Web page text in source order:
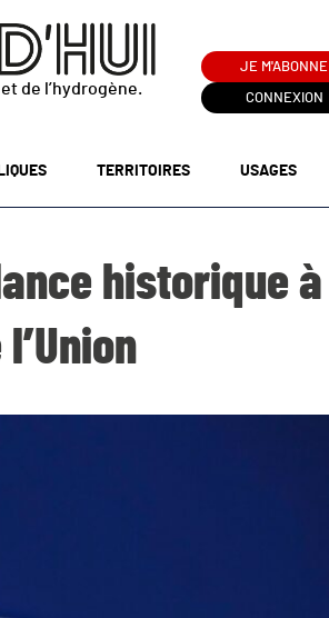
de l’hydrogène.
JE M'ABONNE
CONNEXION
TERRITOIRES USAGES
historique à